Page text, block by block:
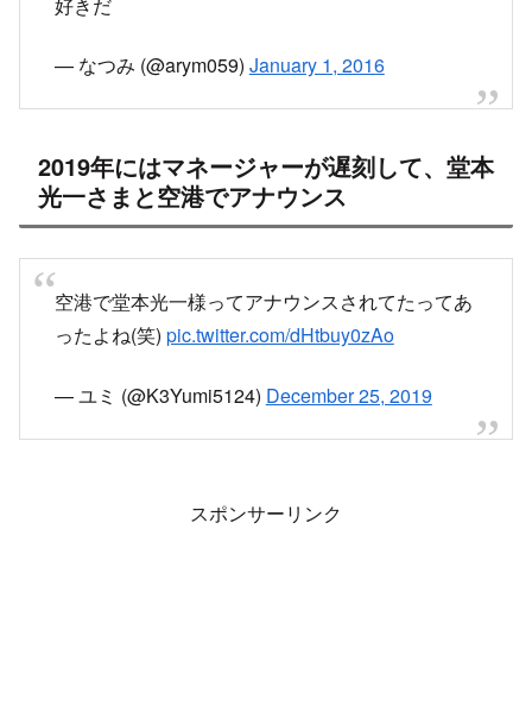
— なつみ (@arym059) January 1, 2016
2019年にはマネージャーが遅刻して、堂本
光一さまと空港でアナウンス
空港で堂本光一様ってアナウンスされてたってあ
ったよね(笑) pic.twitter.com/dHtbuy0zAo
— ユミ (@K3Yumi5124) December 25, 2019
スポンサーリンク